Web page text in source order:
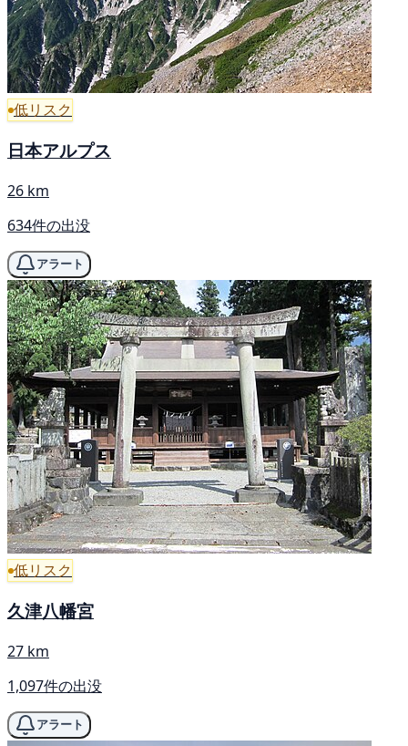
低リスク
日本アルプス
26 km
634件の出没
アラート
低リスク
久津八幡宮
27 km
1,097件の出没
アラート